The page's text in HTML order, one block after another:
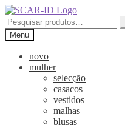
Ir
para
a
navegação
Saltar
para
o
conteúdo
Pesquisar
por:Menu
novo
mulher
selecção
casacos
vestidos
malhas
blusas